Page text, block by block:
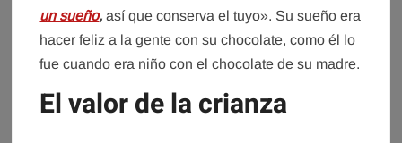
un sueño,así que conserva el tuyo». Su sueño era
hacer feliz a la gente con su chocolate, como él lo
fue cuando era niño con el chocolate de su madre.
El valor de la crianza